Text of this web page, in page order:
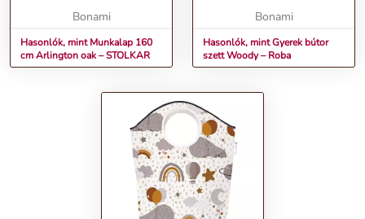
Bonami
Hasonlók, mint Munkalap 160
cm Arlington oak – STOLKAR
Bonami
Hasonlók, mint Gyerek bútor
szett Woody – Roba